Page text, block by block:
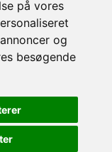
på vores
og
besøgende
15 | DK-